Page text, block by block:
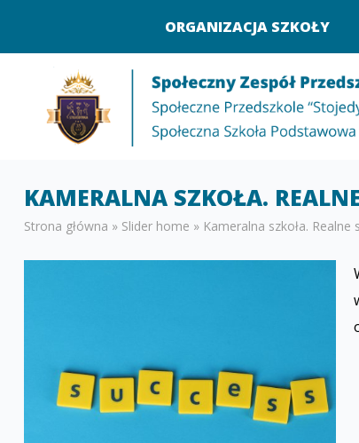
ORGANIZACJA SZKOŁY
KAMERALNA SZKOŁA.
Strona główna » Slider home » Kameralna szkoła. Realne